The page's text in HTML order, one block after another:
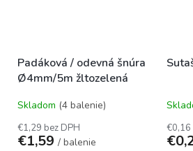
Padáková / odevná šnúra
Ø4mm/5m žltozelená
Skladom (4 balenie)
€1,29 bez DPH
€1,59 / balenie
€0,16